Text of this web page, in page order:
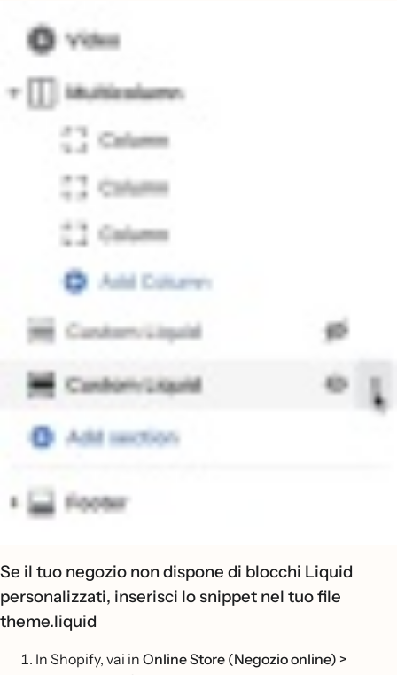
Se il tuo negozio non dispone di blocchi Liquid
personalizzati, inserisci lo snippet nel tuo file
theme.liquid
In Shopify, vai in Online Store (Negozio online) >